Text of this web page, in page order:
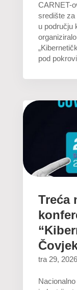
CARNET-
središte za
u području
pod
Treća
tra 29, 2026